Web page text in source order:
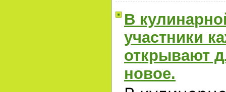
В
участники
открывают
новое.